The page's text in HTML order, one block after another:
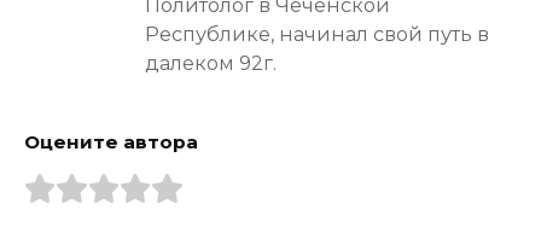
Республике, начинал свой путь в
далеком 92г.
Оцените автора